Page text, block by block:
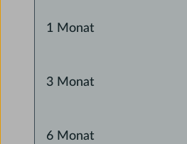
1 Monat
3 Monat
6 Monat